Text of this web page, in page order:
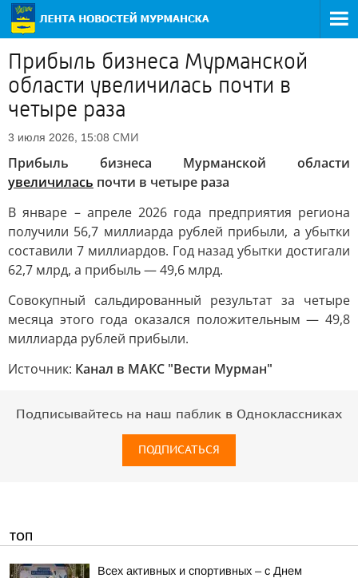
Прибыль бизнеса Мурманской
области увеличилась почти в
четыре раза
3 июля 2026, 15:08 СМИ
Прибыль бизнеса Мурманской области
увеличилась почти в четыре раза
В январе – апреле 2026 года предприятия региона
получили 56,7 миллиарда рублей прибыли, а убытки
составили 7 миллиардов. Год назад убытки достигали
62,7 млрд, а прибыль — 49,6 млрд.
Совокупный сальдированный результат за четыре
месяца этого года оказался положительным — 49,8
миллиарда рублей прибыли.
Источник: Канал в МАКС "Вести Мурман"
Подписывайтесь на наш паблик в Одноклассниках
ПОДПИСАТЬСЯ
ТОП
Всех активных и спортивных – с Днем